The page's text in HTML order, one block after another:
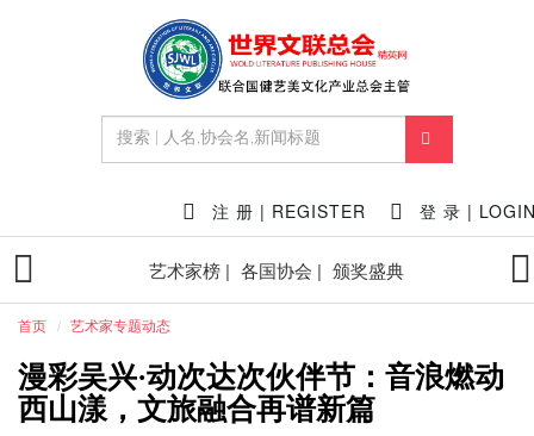
注 册 | REGISTER 登 录 |
艺术家榜 | 各国协会 | 颁奖盛典
首页 艺术家专题动态
漫彩吴兴·动次达次伙伴节：音浪燃动
西山漾，文旅融合再谱新篇